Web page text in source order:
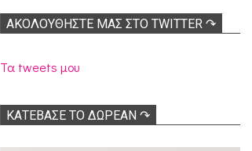
ΑΚΟΛΟΥΘΉΣΤΕ ΜΑΣ ΣΤΟ TWITTER ↷
Τα tweets μου
ΚΑΤΕΒΑΣΕ ΤΟ ΔΩΡΕΑΝ ↷